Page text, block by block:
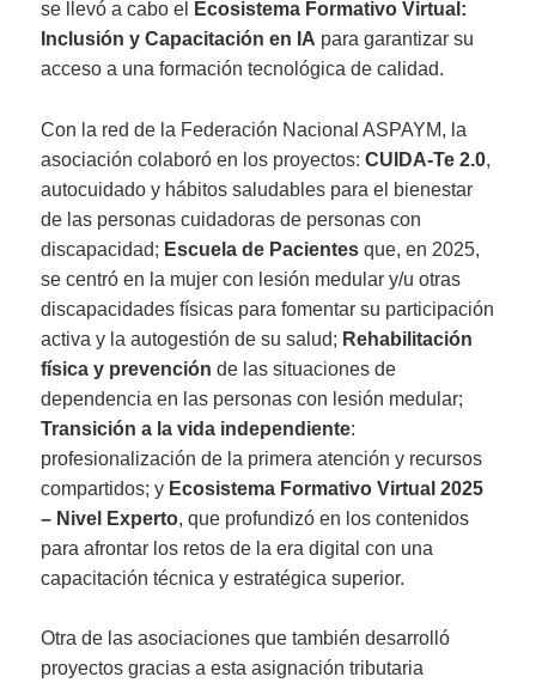
se llevó a cabo el
Ecosistema Formativo Virtual:
Inclusión y Capacitación en IA para garantizar su
acceso a una formación tecnológica de calidad.
Con la red de la Federación Nacional ASPAYM, la
asociación colaboró en los proyectos:CUIDA-Te 2.0,
autocuidado y hábitos saludables para el bienestar
de las personas cuidadoras de personas con
discapacidad; Escuela de Pacientes que, en 2025,
se centró en la mujer con lesión medular y/u otras
discapacidades físicas para fomentar su participación
activa y la autogestión de su salud; Rehabilitación
física y prevención de las situaciones de
dependencia en las personas con lesión medular;
Transición a la vida independiente:
profesionalización de la primera atención y recursos
compartidos; y Ecosistema Formativo Virtual 2025
– Nivel Experto, que profundizó en los contenidos
para afrontar los retos de la era digital con una
capacitación técnica y estratégica superior.
Otra de las asociaciones que también desarrolló
proyectos gracias a esta asignación tributaria